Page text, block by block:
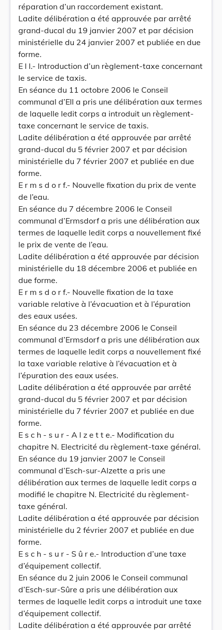
réparation d’un raccordement existant.
Ladite délibération a été approuvée par arrêté
grand-ducal du 19 janvier 2007 et par décision
ministérielle du 24 janvier 2007 et publiée en due
forme.
E l l.- Introduction d’un règlement-taxe concernant
le service de taxis.
En séance du 11 octobre 2006 le Conseil
communal d’Ell a pris une délibération aux termes
de laquelle ledit corps a introduit un règlement-
taxe concernant le service de taxis.
Ladite délibération a été approuvée par arrêté
grand-ducal du 5 février 2007 et par décision
ministérielle du 7 février 2007 et publiée en due
forme.
E r m s d o r f.- Nouvelle fixation du prix de vente
de l’eau.
En séance du 7 décembre 2006 le Conseil
communal d’Ermsdorf a pris une délibération aux
termes de laquelle ledit corps a nouvellement fixé
le prix de vente de l’eau.
Ladite délibération a été approuvée par décision
ministérielle du 18 décembre 2006 et publiée en
due forme.
E r m s d o r f.- Nouvelle fixation de la taxe
variable relative à l’évacuation et à l’épuration
des eaux usées.
En séance du 23 décembre 2006 le Conseil
communal d’Ermsdorf a pris une délibération aux
termes de laquelle ledit corps a nouvellement fixé
la taxe variable relative à l’évacuation et à
l’épuration des eaux usées.
Ladite délibération a été approuvée par arrêté
grand-ducal du 5 février 2007 et par décision
ministérielle du 7 février 2007 et publiée en due
forme.
E s c h - s u r - A l z e t t e.- Modification du
chapitre N. Electricité du règlement-taxe général.
En séance du 19 janvier 2007 le Conseil
communal d’Esch-sur-Alzette a pris une
délibération aux termes de laquelle ledit corps a
modifié le chapitre N. Electricité du règlement-
taxe général.
Ladite délibération a été approuvée par décision
ministérielle du 2 février 2007 et publiée en due
forme.
E s c h - s u r - S û r e.- Introduction d’une taxe
d’équipement collectif.
En séance du 2 juin 2006 le Conseil communal
d’Esch-sur-Sûre a pris une délibération aux
termes de laquelle ledit corps a introduit une taxe
d’équipement collectif.
Ladite délibération a été approuvée par arrêté